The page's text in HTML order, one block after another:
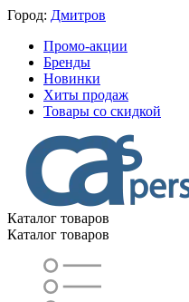
Город: Дмитров
Промо-акции
Бренды
Новинки
Хиты продаж
Товары со скидкой
Каталог товаров
Каталог товаров